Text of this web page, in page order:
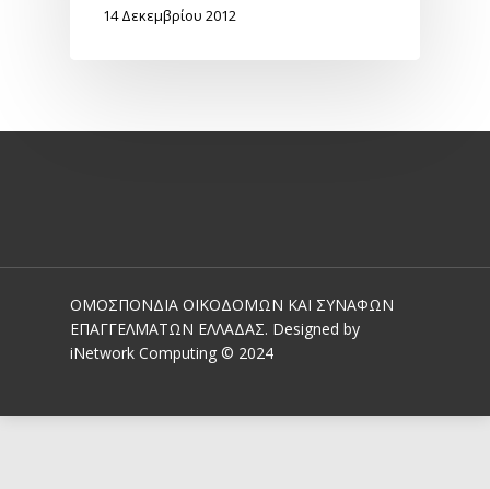
14 Δεκεμβρίου 2012
ΟΜΟΣΠΟΝΔΙΑ ΟΙΚΟΔΟΜΩΝ ΚΑΙ ΣΥΝΑΦΩΝ
ΕΠΑΓΓΕΛΜΑΤΩΝ ΕΛΛΑΔΑΣ. Designed by
iNetwork Computing © 2024